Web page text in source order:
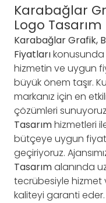
Karabağlar
Logo Tasarım
Karabağlar Grafik,
Fiyatlarıkonusunda
hizmetin ve uygun
büyük önem taşır.
markanız için en
çözümleri
Tasarımhizmetleri
bütçeye uygun
geçiriyoruz.
Tasarımalanında
tecrübesiyle hizmet
kaliteyi garanti eder.